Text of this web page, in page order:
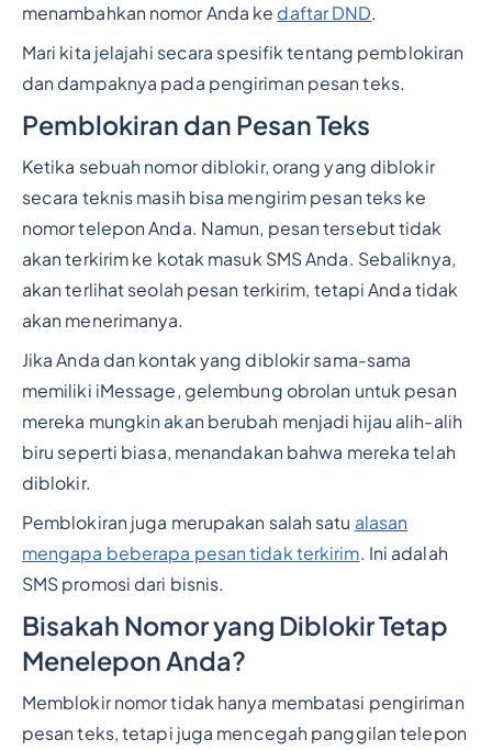
menambahkan nomor Anda ke daftar DND.
Mari kita jelajahi secara spesifik tentang pemblokiran
dan dampaknya pada pengiriman pesan teks.
Pemblokiran dan Pesan Teks
Ketika sebuah nomor diblokir, orang yang diblokir
secara teknis masih bisa mengirim pesan teks ke
nomor telepon Anda. Namun, pesan tersebut tidak
akan terkirim ke kotak masuk SMS Anda. Sebaliknya,
akan terlihat seolah pesan terkirim, tetapi Anda tidak
akan menerimanya.
Jika Anda dan kontak yang diblokir sama-sama
memiliki iMessage, gelembung obrolan untuk pesan
mereka mungkin akan berubah menjadi hijau alih-alih
biru seperti biasa, menandakan bahwa mereka telah
diblokir.
Pemblokiran juga merupakan salah satu alasan
mengapa beberapa pesan tidak terkirim. Ini adalah
SMS promosi dari bisnis.
Bisakah Nomor yang Diblokir Tetap
Menelepon Anda?
Memblokir nomor tidak hanya membatasi pengiriman
pesan teks, tetapi juga mencegah panggilan telepon